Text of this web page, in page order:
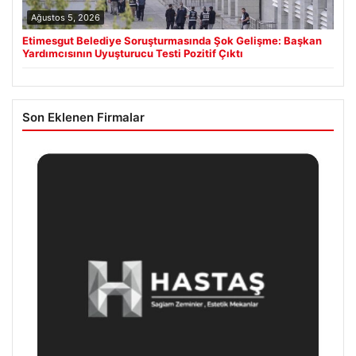
Ağustos 5, 2026
Etimesgut Belediye Soruşturmasında Şok Gelişme: Başkan
Yardımcısının Uyuşturucu Testi Pozitif Çıktı
Son Eklenen Firmalar